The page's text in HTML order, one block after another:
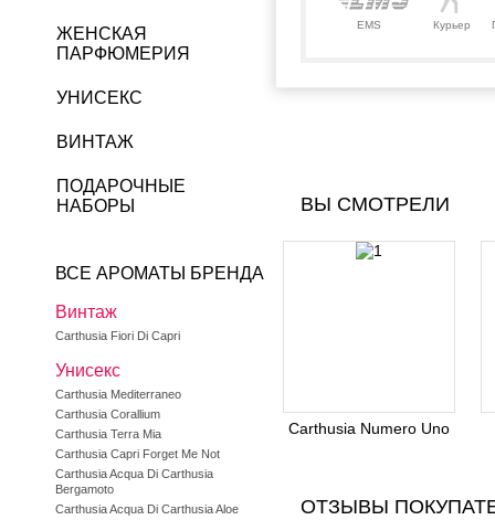
EMS Курьер
ВЫ СМОТРЕЛИ
Carthusia Numero Uno
ОТЗЫВЫ
ЖЕНСКАЯ
ПАРФЮМЕРИЯ
УНИСЕКС
ВИНТАЖ
ПОДАРОЧНЫЕ
НАБОРЫ
ВСЕ АРОМАТЫ БРЕНДА
Винтаж
Carthusia Fiori Di Capri
Унисекс
Carthusia Mediterraneo
Carthusia Corallium
Carthusia Terra Mia
Carthusia Capri Forget Me Not
Carthusia Acqua Di Carthusia
Bergamoto
Carthusia Acqua Di Carthusia Aloe